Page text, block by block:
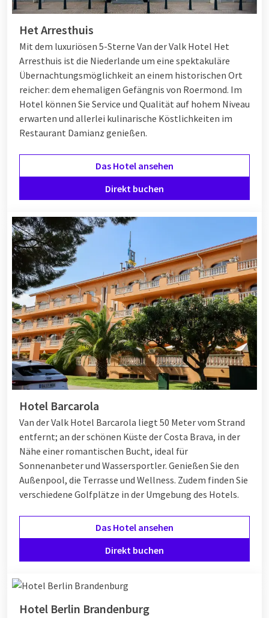
Het Arresthuis
Mit dem luxuriösen 5-Sterne Van der Valk Hotel Het
Arresthuis ist die Niederlande um eine spektakuläre
Übernachtungsmöglichkeit an einem historischen Ort
reicher: dem ehemaligen Gefängnis von Roermond. Im
Hotel können Sie Service und Qualität auf hohem Niveau
erwarten und allerlei kulinarische Köstlichkeiten im
Restaurant Damianz genießen.
Das Hotel ansehen
Direkt buchen
Hotel Barcarola
Van der Valk Hotel Barcarola liegt 50 Meter vom Strand
entfernt; an der schönen Küste der Costa Brava, in der
Nähe einer romantischen Bucht, ideal für
Sonnenanbeter und Wassersportler. Genießen Sie den
Außenpool, die Terrasse und Wellness. Zudem finden Sie
verschiedene Golfplätze in der Umgebung des Hotels.
Das Hotel ansehen
Direkt buchen
Hotel Berlin Brandenburg